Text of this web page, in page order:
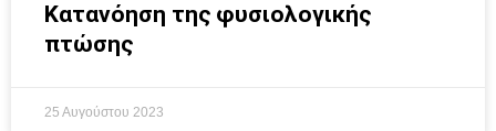
Κατανόηση της φυσιολογικής
πτώσης
25 Αυγούστου 2023